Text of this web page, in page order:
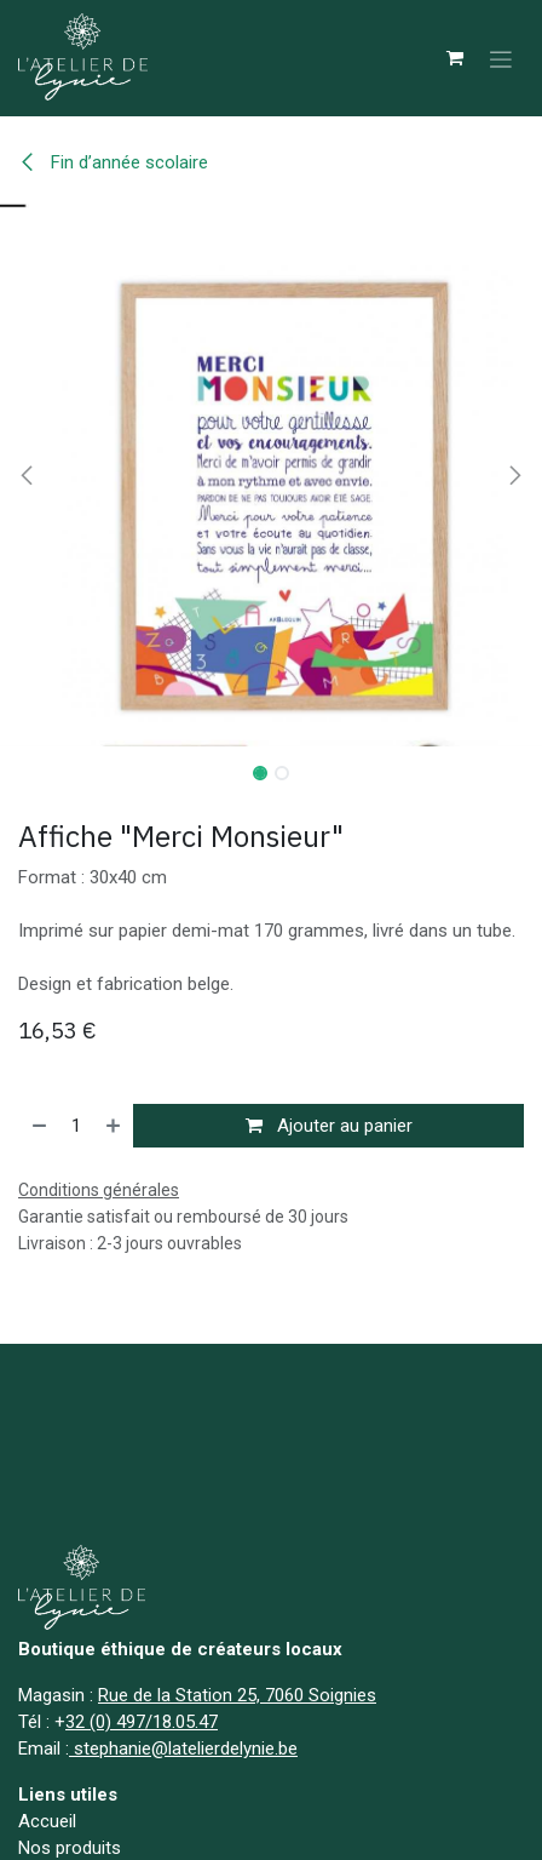
Se rendre au contenu
Fin d’année scolaire
Affiche "Merci Monsieur"
Format : 30x40 cm
Imprimé sur papier demi-mat 170 grammes, livré dans un tube.
Design et fabrication belge.
16,53 €
Ajouter au panier
Conditions générales
Garantie satisfait ou remboursé de 30 jours
Livraison : 2-3 jours ouvrables
Boutique éthique de créateurs locaux
Magasin : Rue de la Station 25, 7060 Soignies
Tél : +32 (0) 497/18.05.47
Email : stephanie@latelierdelynie.be
Liens utiles
Accueil
Nos produits